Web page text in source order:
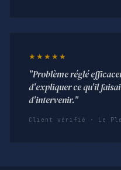
★★★★★
"Problème réglé
d'expliquer ce qu'il
d'intervenir."
Client vérifié · Le